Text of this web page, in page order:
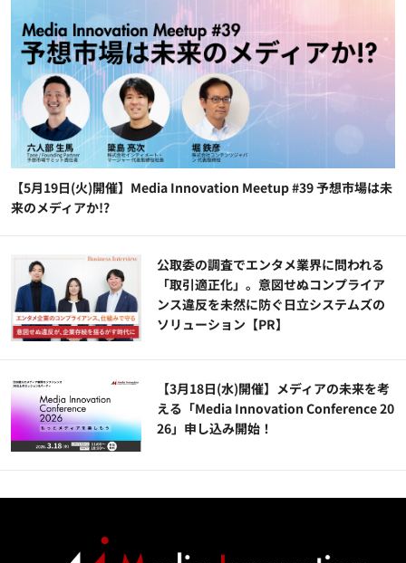
【5月19日(火)開催】Media Innovation Meetup #39 予想市場は未
来のメディアか!?
公​​取委の調査でエンタメ業界に問われる
「取引適正化」。意図せぬコンプライア
ンス違反を未然に防ぐ日立システムズの
ソリューション​【PR】
【3月18日(水)開催】メディアの未来を考
える「Media Innovation Conference 20
26」申し込み開始！